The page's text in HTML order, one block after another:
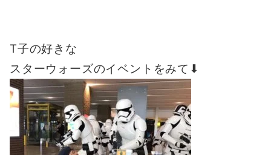
T子の好きな
スターウォーズのイベントをみて⬇︎